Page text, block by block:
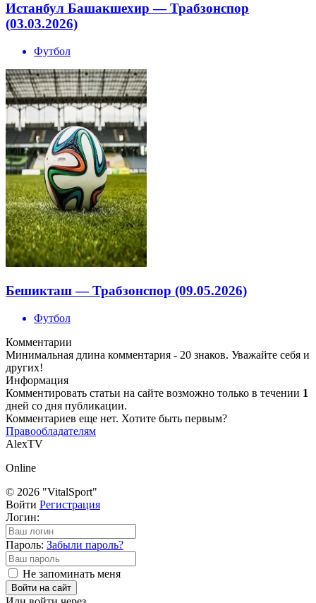
Истанбул Башакшехир — Трабзонспор
(03.03.2026)
Футбол
Бешикташ — Трабзонспор (09.05.2026)
Футбол
Комментарии
Минимальная длина комментария - 20 знаков. Уважайте себя и
других!
Информация
Комментировать статьи на сайте возможно только в течении 1
дней со дня публикации.
Комментариев еще нет. Хотите быть первым?
Правообладателям
AlexTV
Online
© 2026 "VitalSport"
Войти Регистрация
Логин:
Пароль: Забыли пароль?
Не запоминать меня
Войти на сайт